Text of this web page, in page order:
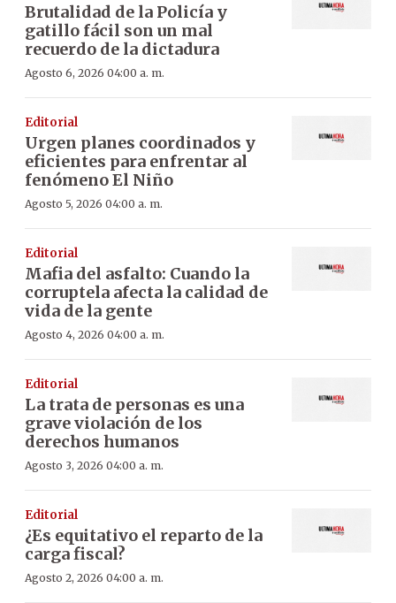
Brutalidad de la Policía y
gatillo fácil son un mal
recuerdo de la dictadura
Agosto 6, 2026 04:00 a. m.
Editorial
Urgen planes coordinados y
eficientes para enfrentar al
fenómeno El Niño
Agosto 5, 2026 04:00 a. m.
Editorial
Mafia del asfalto: Cuando la
corruptela afecta la calidad de
vida de la gente
Agosto 4, 2026 04:00 a. m.
Editorial
La trata de personas es una
grave violación de los
derechos humanos
Agosto 3, 2026 04:00 a. m.
Editorial
¿Es equitativo el reparto de la
carga fiscal?
Agosto 2, 2026 04:00 a. m.